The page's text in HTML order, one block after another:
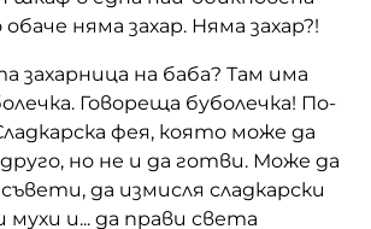
няма захар. Няма захар?!
захарница на баба? Там има
Говореща буболечка! По-
фея, която може да
но не и да готви. Може да
да измисля сладкарски
мухи и... да прави света